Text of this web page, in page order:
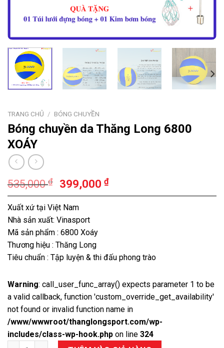
TRANG CHỦ / BÓNG CHUYỀN
Bóng chuyền da Thăng Long 6800
XOÁY
535,000₫ 399,000 ₫
Xuất xứ tại Việt Nam
Nhà sản xuất: Vinasport
Mã sản phẩm : 6800 Xoáy
Thương hiệu : Thăng Long
Tiêu chuẩn : Tập luyện & thi đấu phong trào
Warning: call_user_func_array() expects parameter 1 to be
a valid callback, function 'custom_override_get_availability'
not found or invalid function name in
/www/wwwroot/thanglongsport.com/wp-
includes/class-wp-hook.php on line 324
Số lượng